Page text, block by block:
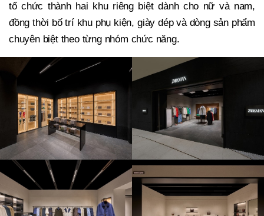
tổ chức thành hai khu riêng biệt dành cho nữ và nam,
đồng thời bố trí khu phụ kiện, giày dép và dòng sản phẩm
chuyên biệt theo từng nhóm chức năng.